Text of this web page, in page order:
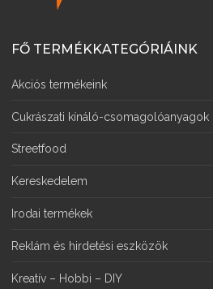
FŐ TERMÉKKATEGÓRIÁINK
Akciós termékeink
Cukrászati kínáló-csomagolóanyagok
Streetfood
Kereskedelem
Irodai termékek
Reklám és hirdetési eszközök
Kreatív – Hobbi – DIY